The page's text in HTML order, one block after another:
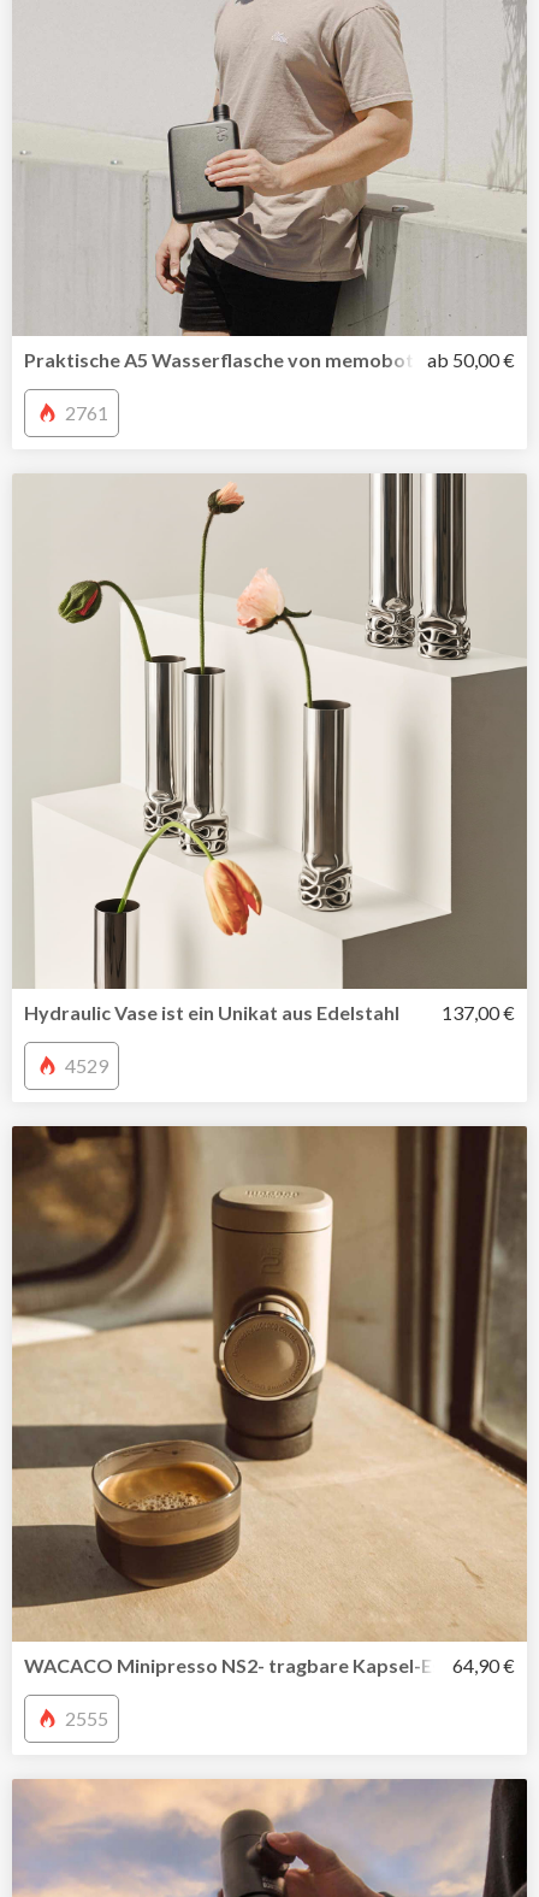
Praktische A5 Wasserflasche von memobottle jetzt auch
ab 50,00 €
2761
Hydraulic Vase ist ein Unikat aus Edelstahl 137,00 €
4529
WACACO Minipresso NS2- tragbare Kapsel- 64,90 €
2555